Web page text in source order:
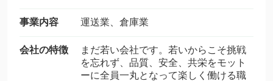
事業内容 運送業、倉庫業
会社の特徴
まだ若い会社です。若いからこそ挑戦
を忘れず、品質、安全、共栄をモット
ーに全員一丸となって楽しく働ける職